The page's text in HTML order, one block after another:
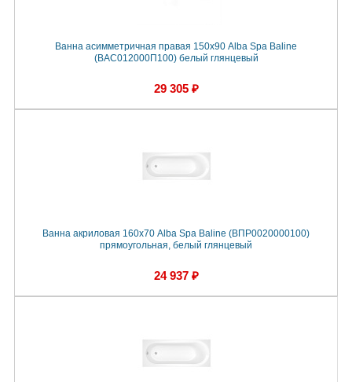
Ванна асимметричная правая 150х90 Alba Spa Baline
(ВАС012000П100) белый глянцевый
29 305 ₽
Ванна акриловая 160х70 Alba Spa Baline (ВПР0020000100)
прямоугольная, белый глянцевый
24 937 ₽